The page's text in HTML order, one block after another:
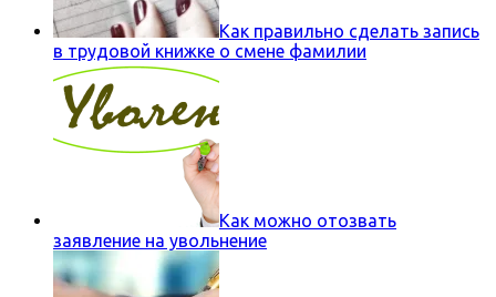
Как правильно сделать запись
в трудовой книжке о смене фамилии
Как можно отозвать
заявление на увольнение